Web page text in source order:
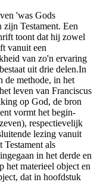
'was Gods
Testament. Een
toont dat hij zowel
vanuit een
van zo'n ervaring
uit drie delen.In
de methode, in het
leven van Franciscus
op God, de bron
vormt het begin-
respectievelijk
lezing vanuit
Testament als
in het derde en
materieel object en
dat in hoofdstuk